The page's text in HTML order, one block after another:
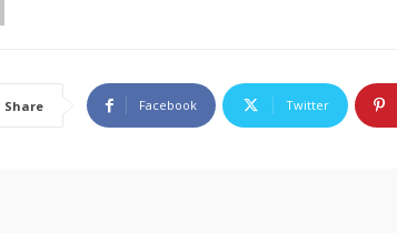
Share Facebook Twitter